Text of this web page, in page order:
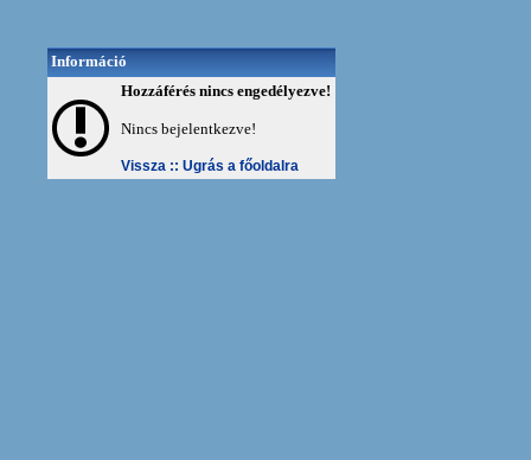
Információ
Hozzáférés nincs engedélyezve!
Nincs bejelentkezve!
Vissza :: Ugrás a főoldalra